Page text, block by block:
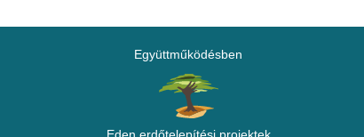
Együttműködésben